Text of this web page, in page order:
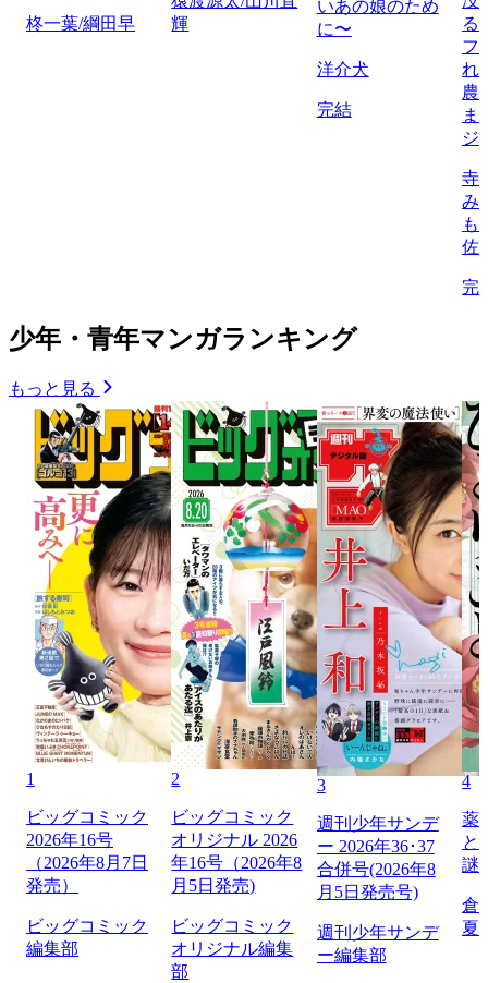
柊一葉/綱田早
輝
いあの娘のため
に〜
洋介犬
完結
る
フ
れ
農
ま
ジ
寺
み
も
佐
完
少年・青年マンガランキング
もっと見る
1
ビッグコミック
2026年16号
（2026年8月7日
発売）
ビッグコミック
編集部
2
ビッグコミック
オリジナル 2026
年16号（2026年8
月5日発売)
ビッグコミック
オリジナル編集
部
3
週刊少年サンデ
ー 2026年36･37
合併号(2026年8
月5日発売号)
週刊少年サンデ
ー編集部
4
薬
と
謎
倉
夏